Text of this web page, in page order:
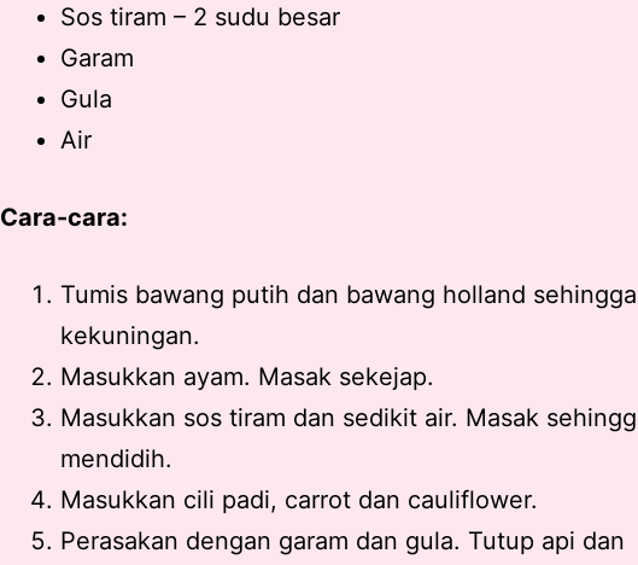
Sos tiram – 2 sudu besar
Garam
Gula
Air
Cara-cara:
Tumis bawang putih dan bawang holland sehingga
kekuningan.
Masukkan ayam. Masak sekejap.
Masukkan sos tiram dan sedikit air. Masak
mendidih.
Masukkan cili padi, carrot dan cauliflower.
Perasakan dengan garam dan gula. Tutup api dan